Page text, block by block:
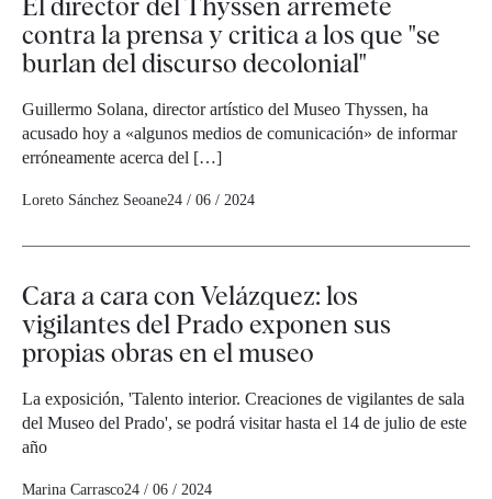
contra la prensa y critica a los que "se
burlan del discurso decolonial"
Guillermo Solana, director artístico del Museo Thyssen, ha
acusado hoy a «algunos medios de comunicación» de informar
erróneamente acerca del […]
Loreto Sánchez Seoane24 / 06 / 2024
Cara a cara con Velázquez: los
vigilantes del Prado exponen sus
propias obras en el museo
La exposición, 'Talento interior. Creaciones de vigilantes de sala
del Museo del Prado', se podrá visitar hasta el 14 de julio de este
año
Marina Carrasco24 / 06 / 2024